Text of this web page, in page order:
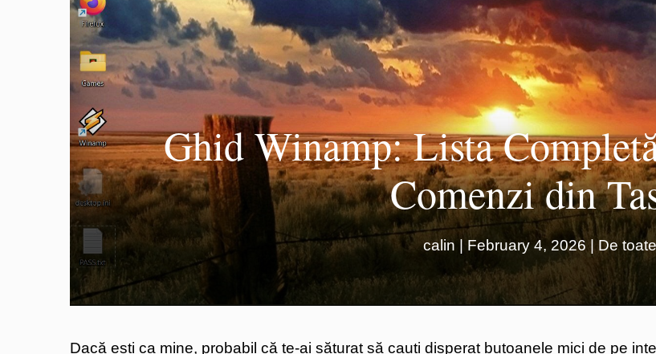
Ghid Winamp: Lista
Comenzi din
calin | February 4, 2026 |De toate
Dacă ești ca mine, probabil că te-ai săturat să cauți disperat butoanele mici de pe